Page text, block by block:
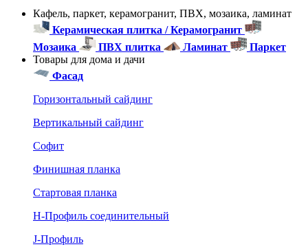
Кафель, паркет, керамогранит, ПВХ, мозаика, ламинат
Керамическая плитка / Керамогранит
Мозаика
ПВХ плитка Ламинат
Паркет
Товары для дома и дачи
Фасад
Горизонтальный сайдинг
Вертикальный сайдинг
Софит
Финишная планка
Стартовая планка
Н-Профиль соединительный
J-Профиль